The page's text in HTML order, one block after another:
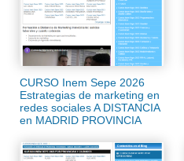
CURSO Inem Sepe 2026
Estrategias de marketing en
redes sociales A DISTANCIA
en MADRID PROVINCIA